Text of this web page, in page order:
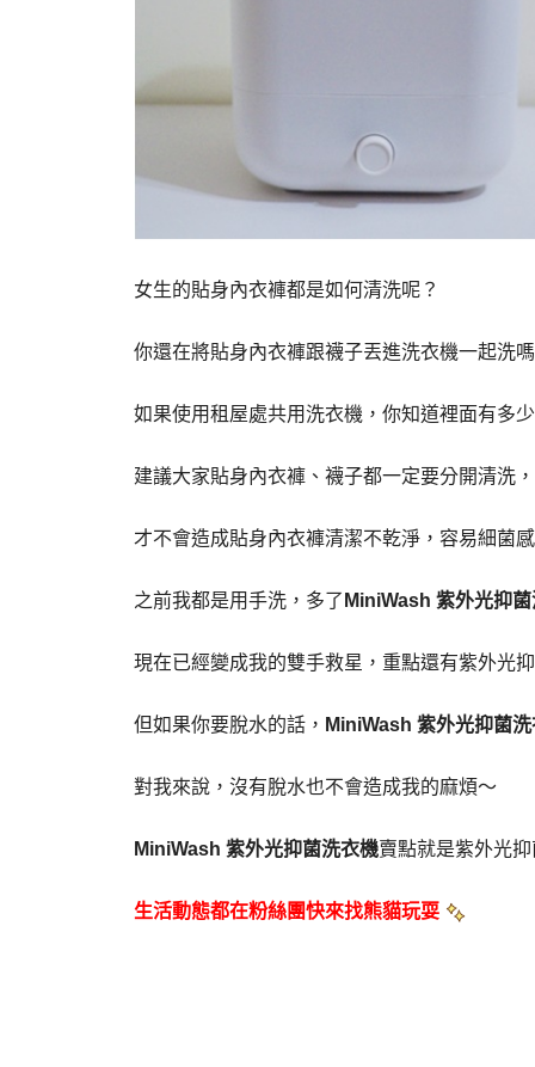
女生的貼身內衣褲都是如何清洗呢？
你還在將貼身內衣褲跟襪子丟進洗衣機一起洗
如果使用租屋處共用洗衣機，你知道裡面有多
建議大家貼身內衣褲、襪子都一定要分開清洗，
才不會造成貼身內衣褲清潔不乾淨，容易細菌
之前我都是用手洗，多了 MiniWash 紫外光抑
現在已經變成我的雙手救星，重點還有紫外光
但如果你要脫水的話， MiniWash 紫外光抑菌
對我來說，沒有脫水也不會造成我的麻煩～
MiniWash 紫外光抑菌洗衣機賣點就是紫外光
生活動態都在粉絲團快來找熊貓玩耍